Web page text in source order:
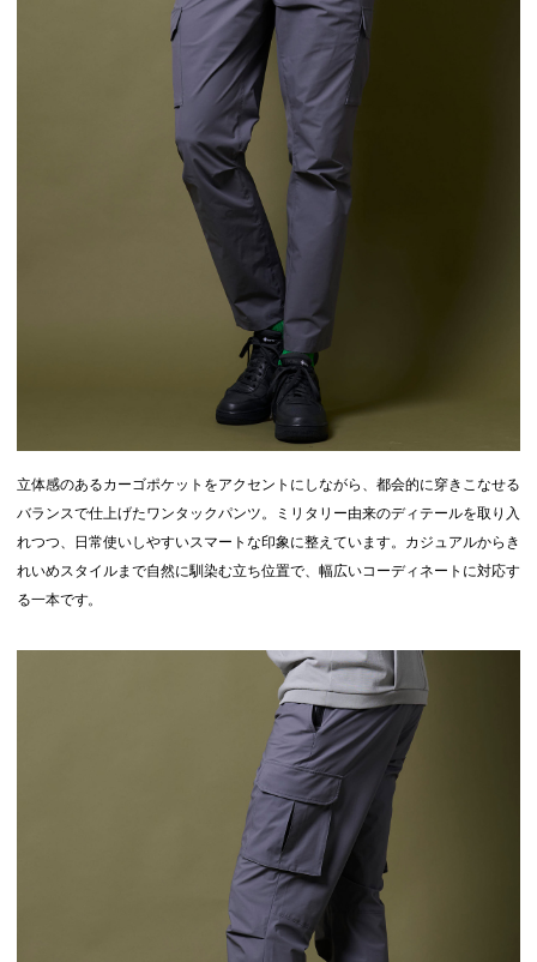
立体感のあるカーゴポケットをアクセントにしながら、都会的に穿きこなせる
バランスで仕上げたワンタックパンツ。ミリタリー由来のディテールを取り入
れつつ、日常使いしやすいスマートな印象に整えています。カジュアルからき
れいめスタイルまで自然に馴染む立ち位置で、幅広いコーディネートに対応す
る一本です。